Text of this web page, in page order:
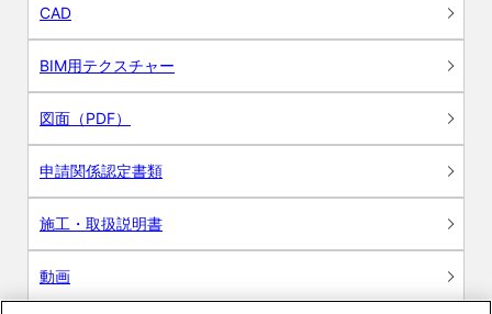
CAD
BIM用テクスチャー
図面（PDF）
申請関係認定書類
施工・取扱説明書
動画